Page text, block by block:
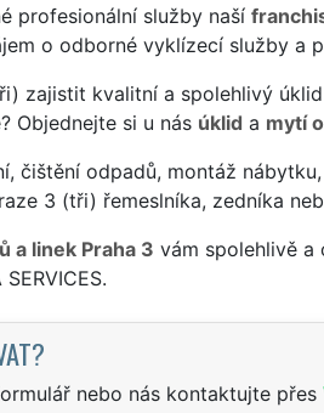
profesionální služby naší
o odborné vyklízecí služby a
zajistit kvalitní a spolehlivý
Objednejte si u nás úklid a mytí
čištění odpadů, montáž
3 (tři) řemeslníka, zedníka
a linek Praha 3 vám spolehlivě a
nebo nás kontaktujte přes